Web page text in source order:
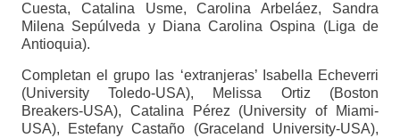
Cuesta, Catalina Usme, Carolina Arbeláez, Sandra
Milena Sepúlveda y Diana Carolina Ospina (Liga de
Antioquia).
Completan el grupo las ‘extranjeras’ Isabella Echeverri
(University Toledo-USA), Melissa Ortiz (Boston
Breakers-USA), Catalina Pérez (University of Miami-
USA), Estefany Castaño (Graceland University-USA),